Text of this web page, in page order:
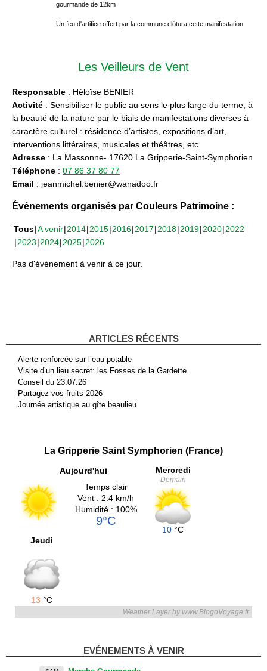
gourmande de 12km
Un feu d'artifice offert par la commune clôtura cette manifestation
Les Veilleurs de Vent
Responsable : Héloïse BENIER
Activité : Sensibiliser le public au sens le plus large du terme, à
la beauté de la nature par le biais de manifestations diverses à
caractère culturel : résidence d’artistes, expositions d’art,
interventions littéraires, musicales et théâtres, etc
Adresse : La Massonne- 17620 La Gripperie-Saint-Symphorien
Téléphone : 07 86 37 80 77
Email : jeanmichel.benier@wanadoo.fr
Événements organisés par Couleurs Patrimoine :
Tous A venir 2014 2015 2016 2017 2018 2019 2020 2022
2023 2024 2025 2026
Pas d'événement à venir à ce jour.
ARTICLES RÉCENTS
Alerte renforcée sur l’eau potable
Visite d’un lieu secret: les Fosses de la Gardette
Conseil du 23.07.26
Partagez vos fruits 2026
Journée artistique au gîte beaulieu
La Gripperie Saint Symphorien (France)
Aujourd'hui
Temps clair
Vent : 2.4 km/h
Humidité : 100%
9°C
Mercredi
Demain
10 °C
Jeudi
13 °C
Weather Layer by www.BlogoVoyage.fr
EVÉNEMENTS À VENIR